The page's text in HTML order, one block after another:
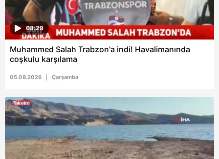
08:29
Muhammed Salah Trabzon'a indi! Havalimanında
coşkulu karşılama
05.08.2026 Çarşamba